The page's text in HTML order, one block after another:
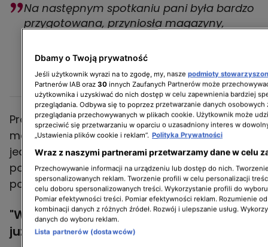
Na następnym spotkaniu pani była bardzo
przygotowana, przyniosła magazyny,
łazienka, a pan przyszedł i pokazał
samochód, zegarek i jacht.
Krzysztof Miruć
Prowadzący programów "Weekendowa
metamorfoza" oraz "Zgłoś remont" zwrócił
jednak uwagę, że nawet taka prezentacja
podpowiedziała mu co oraz w jakiej stylistyce
podoba się klientowi i ułatwiła dalszą pracę.
"Weekendowa metamorfoza" - sezon 6.
już w emisji!
Dbamy o Twoją prywatność
Jeśli użytkownik wyrazi na to zgodę, my, nasze podmioty
Partnerów IAB oraz 30 innych Zaufanych Partnerów może
użytkownika i uzyskiwać do nich dostęp w celu zapewnienia bardziej
przeglądania. Odbywa się to poprzez przetwarzanie danych osobowych
przeglądania przechowywanych w plikach cookie. Użytkownik może
sprzeciwić się przetwarzaniu w oparciu o uzasadniony interes w
„Ustawienia plików cookie i reklam”. Polityka Prywatności
Wraz z naszymi partnerami przetwarzamy dane w celu
Przechowywanie informacji na urządzeniu lub dostęp do nich.
spersonalizowanych reklam. Tworzenie profili w celu personalizacji
celu doboru spersonalizowanych treści. Wykorzystanie profili do
Pomiar efektywności treści. Pomiar efektywności reklam. Rozumienie
kombinacji danych z różnych źródeł. Rozwój i ulepszanie usług.
danych do wyboru reklam.
Lista partnerów (dostawców)